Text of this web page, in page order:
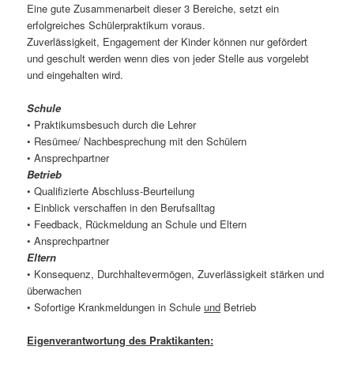
Eine gute Zusammenarbeit dieser 3 Bereiche, setzt ein
erfolgreiches Schülerpraktikum voraus.
Zuverlässigkeit, Engagement der Kinder können nur gefördert
und geschult werden wenn dies von jeder Stelle aus vorgelebt
und eingehalten wird.
Schule
• Praktikumsbesuch durch die Lehrer
• Resümee/ Nachbesprechung mit den Schülern
• Ansprechpartner
Betrieb
• Qualifizierte Abschluss-Beurteilung
• Einblick verschaffen in den Berufsalltag
• Feedback, Rückmeldung an Schule und Eltern
• Ansprechpartner
Eltern
• Konsequenz, Durchhaltevermögen, Zuverlässigkeit stärken und
überwachen
• Sofortige Krankmeldungen in Schuleund Betrieb
Eigenverantwortung des Praktikanten: